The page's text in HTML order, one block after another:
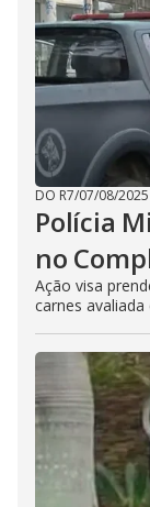
DO R7/07/08/2025
Polícia
no
Ação visa
carnes